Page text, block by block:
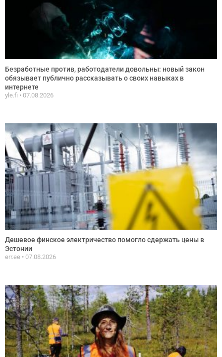
Безработные против, работодатели довольны: новый закон
обязывает публично рассказывать о своих навыках в
интернете
yle.fi 07.08.2026
Дешевое финское электричество помогло сдержать цены в
Эстонии
err.ee 07.08.2026